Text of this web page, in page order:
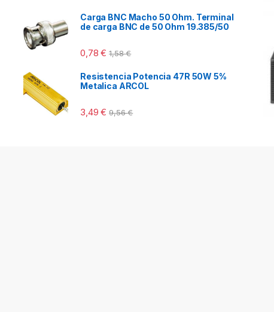
Carga BNC Macho 50 Ohm. Terminal
de carga BNC de 50 Ohm 19.385/50
0,78€ 1,58€
Resistencia Potencia 47R 50W 5%
Metalica ARCOL
3,49€ 9,56€